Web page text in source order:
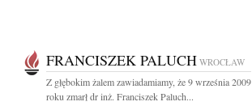
FRANCISZEK PALUCH WROCŁAW
Z głębokim żalem zawiadamiamy, że 9 września 2009
roku zmarł dr inż. Franciszek Paluch...